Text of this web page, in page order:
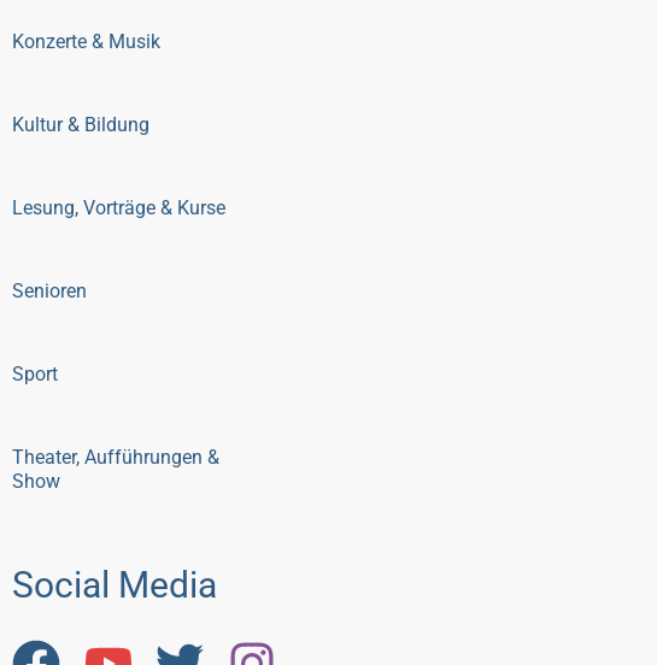
Konzerte & Musik
Kultur & Bildung
Lesung, Vorträge & Kurse
Senioren
Sport
Theater, Aufführungen &
Show
Social Media